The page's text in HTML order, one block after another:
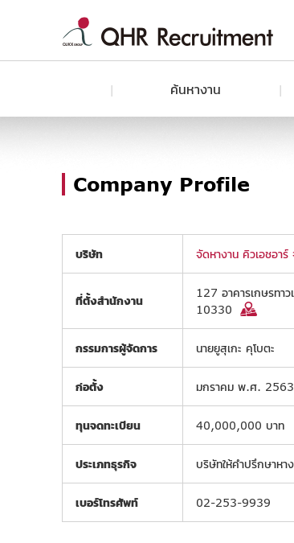
ค้นหางาน
Company Profile
บริษัท จัดหางาน คิวเอชอาร์
ที่ตั้งสำนักงาน
127 อาคารเกษรทา
10330
กรรมการผู้จัดการ นายยูสุเกะ คุโบตะ
ก่อตั้ง มกราคม พ.ศ. 2563
ทุนจดทะเบียน 40,000,000 บาท
ประเภทธุรกิจ บริษัทให้คำปรึกษาหา
เบอร์โทรศัพท์ 02-253-9939